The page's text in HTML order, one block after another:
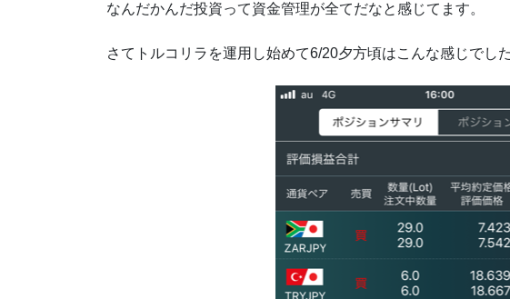
なんだかんだ投資って資金管理が全てだなと感じてます。
さてトルコリラを運用し始めて6/20夕方頃はこんな感じでした